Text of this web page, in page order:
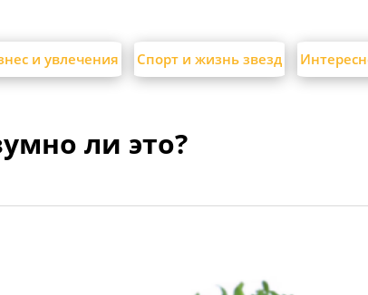
и увлечения Спорт и жизнь звезд
ли это?